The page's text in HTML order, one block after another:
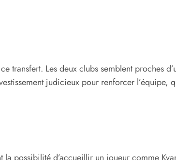
transfert. Les deux clubs semblent proches
judicieux pour renforcer l’équipe,